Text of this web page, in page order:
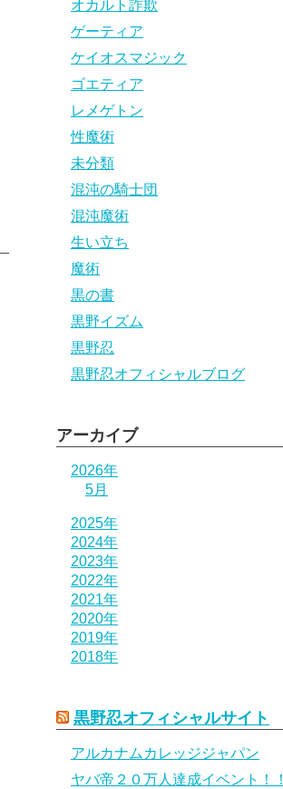
オカルト詐欺
ゲーティア
ケイオスマジック
ゴエティア
レメゲトン
性魔術
未分類
混沌の騎士団
混沌魔術
生い立ち
魔術
黒の書
黒野イズム
黒野忍
黒野忍オフィシャルブログ
アーカイブ
2026年
5月
2025年
2024年
2023年
2022年
2021年
2020年
2019年
2018年
黒野忍オフィシャルサイト
アルカナムカレッジジャパン
ヤバ帝２０万人達成イベント！！